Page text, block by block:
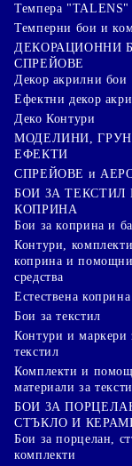
Темпера "TALENS"
Темперни бои и
ДЕКОРАЦИОННИ
СПРЕЙОВЕ
Декор акрилни бои
Ефектни декор
Деко Контури
МОДЕЛИНИ,
ЕФЕКТИ
СПРЕЙОВЕ и
БОИ ЗА ТЕКСТИЛ
КОПРИНА
Бои за коприна и
Контури,
коприна и помощни
средства
Естествена коприна
Бои за текстил
Контури и маркери
текстил
Комплекти и
материали за
БОИ ЗА
СТЪКЛО И
Бои за порцелан,
комплекти